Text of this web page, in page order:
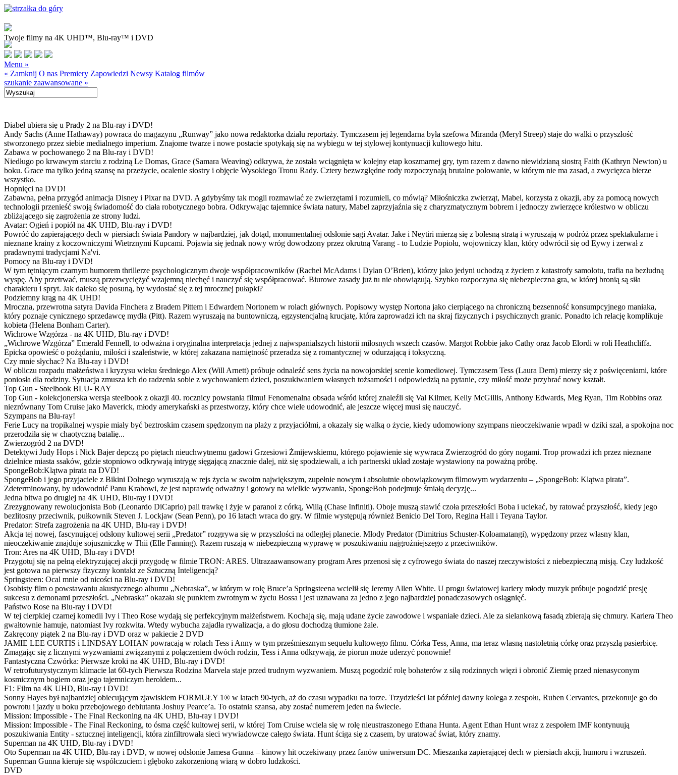
Twoje filmy na 4K UHD™, Blu-ray™ i DVD
Menu »
« Zamknij O nas Premiery Zapowiedzi Newsy Katalog filmów
szukanie zaawansowane »
Diabeł ubiera się u Prady 2 na Blu-ray i DVD!
Andy Sachs (Anne Hathaway) powraca do magazynu „Runway” jako nowa redaktorka działu reportaży. Tymczasem jej legendarna była szefowa Miranda (Meryl Streep) staje do walki o przyszłość
stworzonego przez siebie medialnego imperium. Znajome twarze i nowe postacie spotykają się na wybiegu w tej stylowej kontynuacji kultowego hitu.
Zabawa w pochowanego 2 na Blu-ray i DVD!
Niedługo po krwawym starciu z rodziną Le Domas, Grace (Samara Weaving) odkrywa, że została wciągnięta w kolejny etap koszmarnej gry, tym razem z dawno niewidzianą siostrą Faith (Kathryn Newton) u
boku. Grace ma tylko jedną szansę na przeżycie, ocalenie siostry i objęcie Wysokiego Tronu Rady. Cztery bezwzględne rody rozpoczynają brutalne polowanie, w którym nie ma zasad, a zwycięzca bierze
wszystko.
Hopnięci na DVD!
Zabawna, pełna przygód animacja Disney i Pixar na DVD. A gdybyśmy tak mogli rozmawiać ze zwierzętami i rozumieli, co mówią? Miłośniczka zwierząt, Mabel, korzysta z okazji, aby za pomocą nowych
technologii przenieść swoją świadomość do ciała robotycznego bobra. Odkrywając tajemnice świata natury, Mabel zaprzyjaźnia się z charyzmatycznym bobrem i jednoczy zwierzęce królestwo w obliczu
zbliżającego się zagrożenia ze strony ludzi.
Avatar: Ogień i popiół na 4K UHD, Blu-ray i DVD!
Powróć do zapierającego dech w piersiach świata Pandory w najbardziej, jak dotąd, monumentalnej odsłonie sagi Avatar. Jake i Neytiri mierzą się z bolesną stratą i wyruszają w podróż przez spektakularne i
nieznane krainy z koczowniczymi Wietrznymi Kupcami. Pojawia się jednak nowy wróg dowodzony przez okrutną Varang - to Ludzie Popiołu, wojowniczy klan, który odwrócił się od Eywy i zerwał z
pradawnymi tradycjami Na'vi.
Pomocy na Blu-ray i DVD!
W tym tętniącym czarnym humorem thrillerze psychologicznym dwoje współpracowników (Rachel McAdams i Dylan O’Brien), którzy jako jedyni uchodzą z życiem z katastrofy samolotu, trafia na bezludną
wyspę. Aby przetrwać, muszą przezwyciężyć wzajemną niechęć i nauczyć się współpracować. Biurowe zasady już tu nie obowiązują. Szybko rozpoczyna się niebezpieczna gra, w której bronią są siła
charakteru i spryt. Jak daleko się posuną, by wydostać się z tej mrocznej pułapki?
Podziemny krąg na 4K UHD!
Mroczna, przewrotna satyra Davida Finchera z Bradem Pittem i Edwardem Nortonem w rolach głównych. Popisowy występ Nortona jako cierpiącego na chroniczną bezsenność konsumpcyjnego maniaka,
który poznaje cynicznego sprzedawcę mydła (Pitt). Razem wyruszają na buntowniczą, egzystencjalną krucjatę, która zaprowadzi ich na skraj fizycznych i psychicznych granic. Ponadto ich relację komplikuje
kobieta (Helena Bonham Carter).
Wichrowe Wzgórza - na 4K UHD, Blu-ray i DVD!
„Wichrowe Wzgórza” Emerald Fennell, to odważna i oryginalna interpretacja jednej z najwspanialszych historii miłosnych wszech czasów. Margot Robbie jako Cathy oraz Jacob Elordi w roli Heathcliffa.
Epicka opowieść o pożądaniu, miłości i szaleństwie, w której zakazana namiętność przeradza się z romantycznej w odurzającą i toksyczną.
Czy mnie słychac? Na Blu-ray i DVD!
W obliczu rozpadu małżeństwa i kryzysu wieku średniego Alex (Will Arnett) próbuje odnaleźć sens życia na nowojorskiej scenie komediowej. Tymczasem Tess (Laura Dern) mierzy się z poświęceniami, które
poniosła dla rodziny. Sytuacja zmusza ich do radzenia sobie z wychowaniem dzieci, poszukiwaniem własnych tożsamości i odpowiedzią na pytanie, czy miłość może przybrać nowy kształt.
Top Gun - Steelbook BLU- RAY
Top Gun - kolekcjonerska wersja steelbook z okazji 40. rocznicy powstania filmu! Fenomenalna obsada wśród której znaleźli się Val Kilmer, Kelly McGillis, Anthony Edwards, Meg Ryan, Tim Robbins oraz
niezrównany Tom Cruise jako Maverick, młody amerykański as przestworzy, który chce wiele udowodnić, ale jeszcze więcej musi się nauczyć.
Szympans na Blu-ray!
Ferie Lucy na tropikalnej wyspie miały być beztroskim czasem spędzonym na plaży z przyjaciółmi, a okazały się walką o życie, kiedy udomowiony szympans nieoczekiwanie wpadł w dziki szał, a spokojna noc
przerodziła się w chaotyczną batalię...
Zwierzogród 2 na DVD!
Detektywi Judy Hops i Nick Bajer depczą po piętach nieuchwytnemu gadowi Grzesiowi Żmijewskiemu, którego pojawienie się wywraca Zwierzogród do góry nogami. Trop prowadzi ich przez nieznane
dzielnice miasta ssaków, gdzie stopniowo odkrywają intrygę sięgającą znacznie dalej, niż się spodziewali, a ich partnerski układ zostaje wystawiony na poważną próbę.
SpongeBob:Klątwa pirata na DVD!
SpongeBob i jego przyjaciele z Bikini Dolnego wyruszają w rejs życia w swoim największym, zupełnie nowym i absolutnie obowiązkowym filmowym wydarzeniu – „SpongeBob: Klątwa pirata”.
Zdeterminowany, by udowodnić Panu Krabowi, że jest naprawdę odważny i gotowy na wielkie wyzwania, SpongeBob podejmuje śmiałą decyzję...
Jedna bitwa po drugiej na 4K UHD, Blu-ray i DVD!
Zrezygnowany rewolucjonista Bob (Leonardo DiCaprio) pali trawkę i żyje w paranoi z córką, Willą (Chase Infiniti). Oboje muszą stawić czoła przeszłości Boba i uciekać, by ratować przyszłość, kiedy jego
bezlitosny przeciwnik, pułkownik Steven J. Lockjaw (Sean Penn), po 16 latach wraca do gry. W filmie występują również Benicio Del Toro, Regina Hall i Teyana Taylor.
Predator: Strefa zagrożenia na 4K UHD, Blu-ray i DVD!
Akcja tej nowej, fascynującej odsłony kultowej serii „Predator” rozgrywa się w przyszłości na odległej planecie. Młody Predator (Dimitrius Schuster-Koloamatangi), wypędzony przez własny klan,
nieoczekiwanie znajduje sojuszniczkę w Thii (Elle Fanning). Razem ruszają w niebezpieczną wyprawę w poszukiwaniu najgroźniejszego z przeciwników.
Tron: Ares na 4K UHD, Blu-ray i DVD!
Przygotuj się na pełną elektryzującej akcji przygodę w filmie TRON: ARES. Ultrazaawansowany program Ares przenosi się z cyfrowego świata do naszej rzeczywistości z niebezpieczną misją. Czy ludzkość
jest gotowa na pierwszy fizyczny kontakt ze Sztuczną Inteligencją?
Springsteen: Ocal mnie od nicości na Blu-ray i DVD!
Osobisty film o powstawaniu akustycznego albumu „Nebraska”, w którym w rolę Bruce’a Springsteena wcielił się Jeremy Allen White. U progu światowej kariery młody muzyk próbuje pogodzić presję
sukcesu z demonami przeszłości. „Nebraska” okazała się punktem zwrotnym w życiu Bossa i jest uznawana za jedno z jego najbardziej ponadczasowych osiągnięć.
Państwo Rose na Blu-ray i DVD!
W tej cierpkiej czarnej komedii Ivy i Theo Rose wydają się perfekcyjnym małżeństwem. Kochają się, mają udane życie zawodowe i wspaniałe dzieci. Ale za sielankową fasadą zbierają się chmury. Kariera Theo
gwałtownie hamuje, natomiast Ivy rozkwita. Wtedy wybucha zajadła rywalizacja, a do głosu dochodzą tłumione żale.
Zakręcony piątek 2 na Blu-ray i DVD oraz w pakiecie 2 DVD
JAMIE LEE CURTIS i LINDSAY LOHAN powracają w rolach Tess i Anny w tym prześmiesznym sequelu kultowego filmu. Córka Tess, Anna, ma teraz własną nastoletnią córkę oraz przyszłą pasierbicę.
Zmagając się z licznymi wyzwaniami związanymi z połączeniem dwóch rodzin, Tess i Anna odkrywają, że piorun może uderzyć ponownie!
Fantastyczna Czwórka: Pierwsze kroki na 4K UHD, Blu-ray i DVD!
W retrofuturystycznym klimacie lat 60-tych Pierwsza Rodzina Marvela staje przed trudnym wyzwaniem. Muszą pogodzić rolę bohaterów z siłą rodzinnych więzi i obronić Ziemię przed nienasyconym
kosmicznym bogiem oraz jego tajemniczym heroldem...
F1: Film na 4K UHD, Blu-ray i DVD!
Sonny Hayes był najbardziej obiecującym zjawiskiem FORMUŁY 1® w latach 90-tych, aż do czasu wypadku na torze. Trzydzieści lat później dawny kolega z zespołu, Ruben Cervantes, przekonuje go do
powrotu i jazdy u boku przebojowego debiutanta Joshuy Pearce’a. To ostatnia szansa, aby zostać numerem jeden na świecie.
Mission: Impossible - The Final Reckoning na 4K UHD, Blu-ray i DVD!
Mission: Impossible - The Final Reckoning, to ósma część kultowej serii, w której Tom Cruise wciela się w rolę nieustraszonego Ethana Hunta. Agent Ethan Hunt wraz z zespołem IMF kontynuują
poszukiwania Entity - sztucznej inteligencji, która zinfiltrowała sieci wywiadowcze całego świata. Hunt ściga się z czasem, by uratować świat, który znamy.
Superman na 4K UHD, Blu-ray i DVD!
Oto Superman na 4K UHD, Blu-ray i DVD, w nowej odsłonie Jamesa Gunna – kinowy hit oczekiwany przez fanów uniwersum DC. Mieszanka zapierającej dech w piersiach akcji, humoru i wzruszeń.
Superman Gunna kieruje się współczuciem i głęboko zakorzenioną wiarą w dobro ludzkości.
DVD